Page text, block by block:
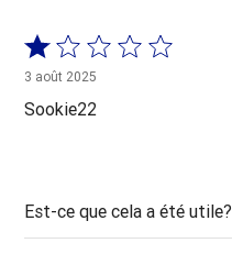
Coté
1 sur
5
3 août 2025
Sookie22
Est-ce que cela a été utile?